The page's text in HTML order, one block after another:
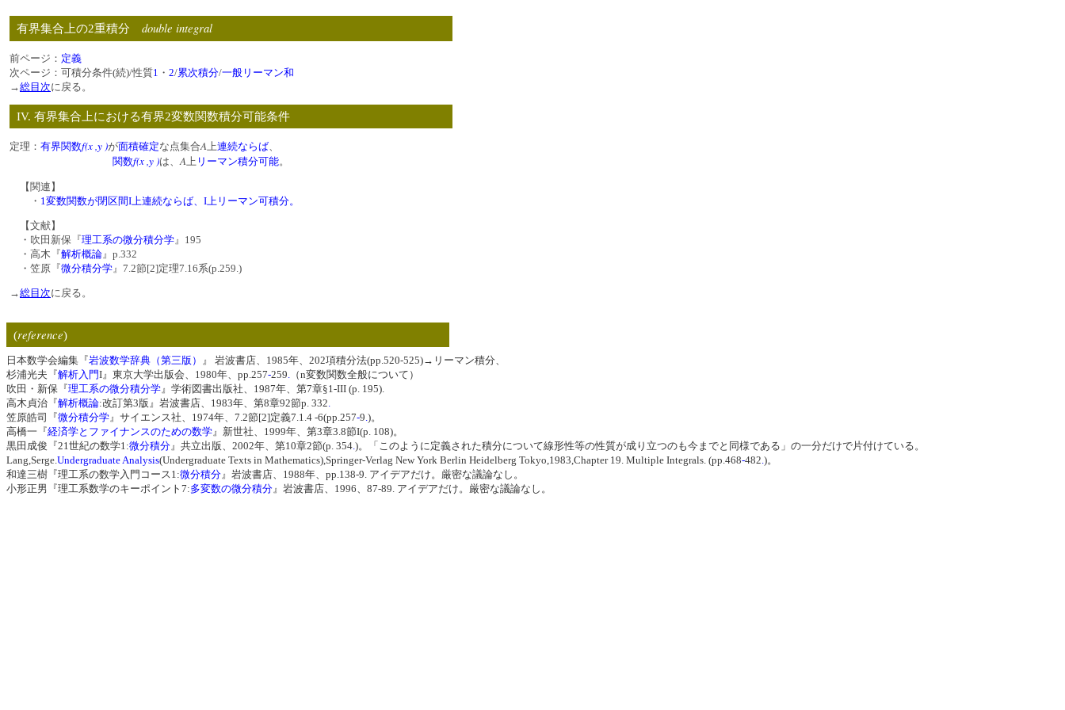
有界集合上の2重積分double integral
前ページ： 定義
次ページ：可積分条件(続)/性質1 ・ 2/累次積分/一般リーマン和
→総目次に戻る。
IV. 有界集合上における有界2変数関数積分可能条件
定理： 有界関数f(x ,y )が面積確定な点集合A上連続ならば、
関数f(x ,y )は、A上 リーマン積分可能。
【関連】
・ 1変数関数が閉区間I上連続ならば、I上リーマン可積分。
【文献】
・吹田新保『理工系の微分積分学 』195
・高木『解析概論 』p.332
・笠原『微分積分学 』7.2節[2]定理7.16系(p.259.)
→総目次に戻る。
(reference)
日本数学会編集『岩波数学辞典（第三版）
』 岩波書店、1985年、202項積分法(pp.520-525)→リーマン積分、
杉浦光夫『解析入門I』東京大学出版会、1980年、pp.257-259
（n変数関数全般について）
吹田・新保『理工系の微分積分学 』学術図書出版社、1987年、第7章§1-III (p. 195).
高木貞治『解析概論:改訂第3版』岩波書店、1983年、第8章92節p. 332
笠原皓司『微分積分学 』サイエンス社、1974年、7.2節[2]定義7.1.4 -6(pp.257-9 )。
高橋一『経済学とファイナンスのための数学 』新世社、1999年、第3章3.8節I(p. 108)。
黒田成俊『21世紀の数学1:微分積分 』共立出版、2002年、第10章2節(p. 354 )。「このように定義された積分について線形性等の性質が成り立つのも今までと同様である」の一分だけで片付けている。
Lang,Serge. Undergraduate Analysis(Undergraduate Texts in Mathematics),Springer-Verlag New York Berlin Heidelberg Tokyo,1983,Chapter 19. Multiple Integrals. (pp.468-482 )。
和達三樹『理工系の数学入門コース1:微分積分 』岩波書店、1988年、pp.138-9. アイデアだけ。厳密な議論なし。
小形正男『理工系数学のキーポイント7:多変数の微分積分 』岩波書店、1996、87-89. アイデアだけ。厳密な議論なし。